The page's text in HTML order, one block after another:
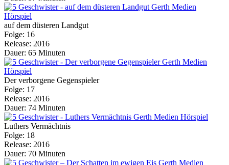
auf dem düsteren Landgut
Folge: 16
Release: 2016
Dauer: 65 Minuten
Der verborgene Gegenspieler
Folge: 17
Release: 2016
Dauer: 74 Minuten
Luthers Vermächtnis
Folge: 18
Release: 2016
Dauer: 70 Minuten